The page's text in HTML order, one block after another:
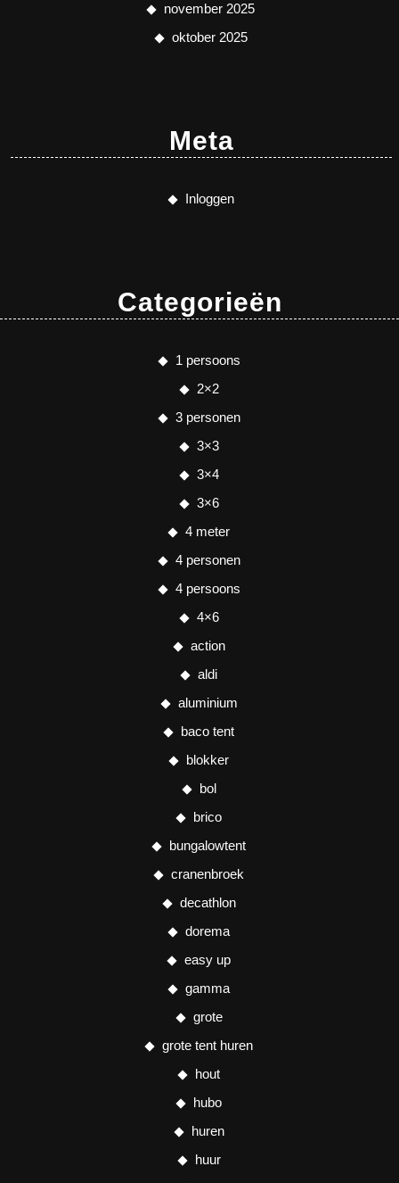
november 2025
oktober 2025
Meta
Inloggen
Categorieën
1 persoons
2×2
3 personen
3×3
3×4
3×6
4 meter
4 personen
4 persoons
4×6
action
aldi
aluminium
baco tent
blokker
bol
brico
bungalowtent
cranenbroek
decathlon
dorema
easy up
gamma
grote
grote tent huren
hout
hubo
huren
huur